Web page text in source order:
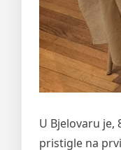
U Bjelovaru je,
pristigle na